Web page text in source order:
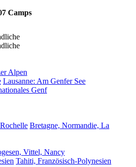
Camps
Alpen
Lausanne: Am Genfer See
Genf
Bretagne, Normandie, La
Vittel, Nancy
Tahiti, Französisch-Polynesien